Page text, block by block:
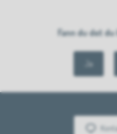
Fann du det
Ja